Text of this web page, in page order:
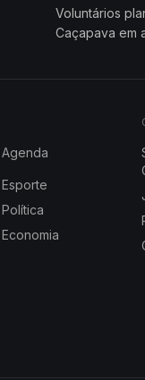
Voluntários
Caçapava em
Agenda
Esporte
Política
Economia